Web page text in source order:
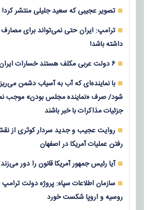
تصویر عجیبی که سعید جلیلی منتشر کرد!
ترامپ: ایران حتی نمی‌تواند برای مصارف
داشته باشد!
۶ دولت عربی مکلف هستند خسارات ایران را جبران کنند
با نماینده‌ای که آب به آسیاب دشمن
شود/ صرف «نماینده مجلس بودن» موجب
جزئیات مذاکرات با خبر باشند
روایت عجیب و جدید سردار کوثری از
رفتن عملیات آمریکا در اصفهان
آیا رئیس جمهور آمریکا قانون را دور
سازمان اطلاعات سپاه: پروژه دولت ترامپ
روسیه و اروپا شکست خورد